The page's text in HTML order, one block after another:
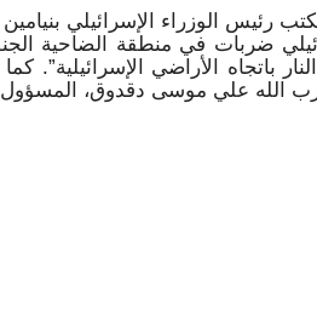
رئيس الوزراء الإسرائيلي بنيامين
ضربات في منطقة الضاحية
باتجاه الأراضي
الله علي موسى دقدوق،